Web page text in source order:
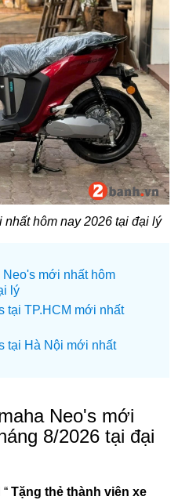
hôm nay 2026 tại đại lý
Neo's mới nhất hôm
lý
tại TP.HCM mới nhất
tại Hà Nội mới nhất
Neo's mới
8/2026 tại đại
Tặng thẻ thành viên xe